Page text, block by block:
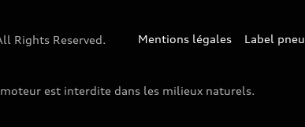
Rights Reserved. Mentions légales Label
est interdite dans les milieux naturels.